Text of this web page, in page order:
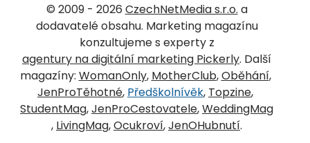
© 2009 - 2026 CzechNetMedia s.r.o. a
dodavatelé obsahu. Marketing magazínu
konzultujeme s experty z
agentury na digitální marketing Pickerly. Další
magazíny: WomanOnly, MotherClub,Oběhání,
JenProTěhotné, Předškolnívěk, Topzine,
StudentMag,JenProCestovatele,WeddingMag
, LivingMag,Ocukroví,JenOHubnutí.